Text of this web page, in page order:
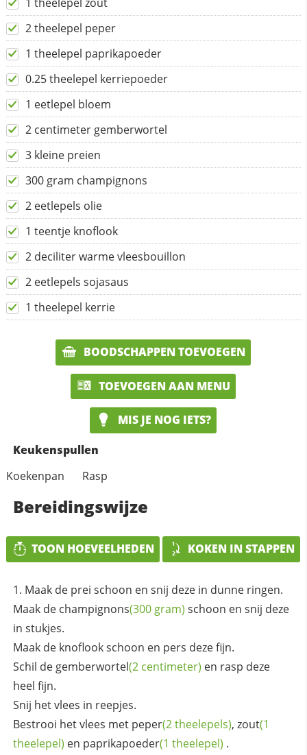
2 theelepel peper
1 theelepel paprikapoeder
0.25 theelepel kerriepoeder
1 eetlepel bloem
2 centimeter gemberwortel
3 kleine preien
300 gram champignons
2 eetlepels olie
1 teentje knoflook
2 deciliter warme vleesbouillon
2 eetlepels sojasaus
1 theelepel kerrie
BOODSCHAPPEN TOEVOEGEN
TOEVOEGEN AAN MENU
MIS JE NOG IETS?
Keukenspullen
Koekenpan
Rasp
Bereidingswijze
TOON HOEVEELHEDEN KOKEN IN STAPPEN
Maak de prei schoon en snij deze in dunne ringen.
Maak de champignons(300 gram) schoon en snij deze
in stukjes.
Maak de knoflook schoon en pers deze fijn.
Schil de gemberwortel(2 centimeter) en rasp deze
heel fijn.
Snij het vlees in reepjes.
Bestrooi het vlees met peper(2 theelepels), zout(1
theelepel) en paprikapoeder(1 theelepel) .